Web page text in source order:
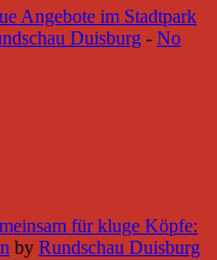
Angebote im Stadtpark
Duisburg - No
für kluge Köpfe:
by Rundschau Duisburg